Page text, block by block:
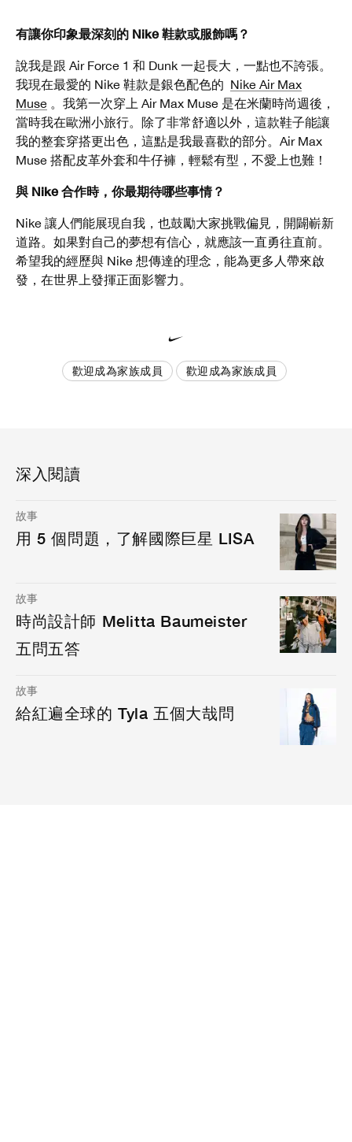
有讓你印象最深刻的 Nike 鞋款或服飾嗎？
說我是跟 Air Force 1 和 Dunk 一起長大，一點也不誇張。
我現在最愛的 Nike 鞋款是銀色配色的 Nike Air Max
Muse 。我第一次穿上 Air Max Muse 是在米蘭時尚週後，
當時我在歐洲小旅行。除了非常舒適以外，這款鞋子能讓
我的整套穿搭更出色，這點是我最喜歡的部分。Air Max
Muse 搭配皮革外套和牛仔褲，輕鬆有型，不愛上也難！
與 Nike 合作時，你最期待哪些事情？
Nike 讓人們能展現自我，也鼓勵大家挑戰偏見，開闢嶄新
道路。如果對自己的夢想有信心，就應該一直勇往直前。
希望我的經歷與 Nike 想傳達的理念，能為更多人帶來啟
發，在世界上發揮正面影響力。
歡迎成為家族成員 歡迎成為家族成員
深入閱讀
故事
用 5 個問題，了解國際巨星 LISA
故事
時尚設計師 Melitta Baumeister
五問五答
故事
給紅遍全球的 Tyla 五個大哉問